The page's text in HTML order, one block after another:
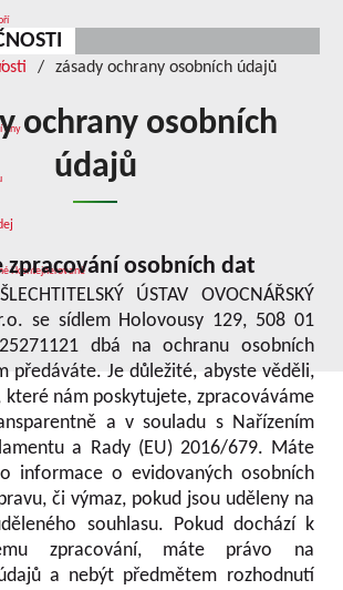
dny
i kontejnerované
zásady ochrany osobních údajů
ochrany osobních
údajů
zpracování osobních dat
ÚSTAV OVOCNÁŘSKÝ
se sídlem Holovousy 129, 508 01
dbá na ochranu osobních
předáváte. Je důležité, abyste věděli,
které nám poskytujete, zpracováváme
a v souladu s Nařízením
a Rady (EU) 2016/679. Máte
informace o evidovaných osobních
či výmaz, pokud jsou uděleny na
souhlasu. Pokud dochází k
zpracování, máte právo na
a nebýt předmětem rozhodnutí